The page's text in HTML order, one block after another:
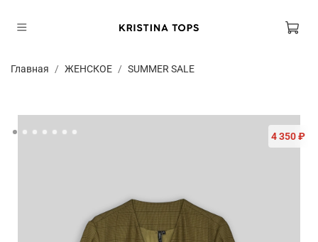
Главная ЖЕНСКОЕ SUMMER SALE
4 350 ₽